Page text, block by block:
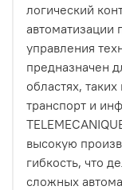
логический
управления
предназначен
областях,
транспорт и
высокую
гибкость, что
сложных